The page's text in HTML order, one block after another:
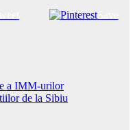
Save
a IMM-urilor
de la Sibiu